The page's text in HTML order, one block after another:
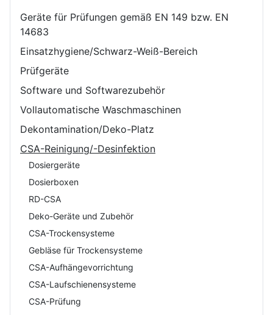
Geräte für Prüfungen gemäß EN 149 bzw. EN
14683
Einsatzhygiene/Schwarz-Weiß-Bereich
Prüfgeräte
Software und Softwarezubehör
Vollautomatische Waschmaschinen
Dekontamination/Deko-Platz
CSA-Reinigung/-Desinfektion
Dosiergeräte
Dosierboxen
RD-CSA
Deko-Geräte und Zubehör
CSA-Trockensysteme
Gebläse für Trockensysteme
CSA-Aufhängevorrichtung
CSA-Laufschienensysteme
CSA-Prüfung